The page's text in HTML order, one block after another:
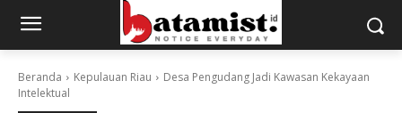
Beranda Kepulauan Riau
Desa Pengudang Jadi Kawasan Kekayaan
Intelektual